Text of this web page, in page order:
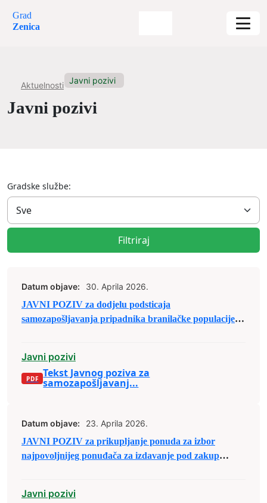
Grad
Zenica
Aktuelnosti Javni pozivi
Javni pozivi
Gradske službe:
Filtriraj
Datum objave:
30. Aprila 2026.
JAVNI POZIV za dodjelu podsticaja
samozapošljavanja pripadnika branilačke populacije
Javni pozivi
Tekst Javnog poziva za
samozapošljavanj...
Datum objave:
23. Aprila 2026.
JAVNI POZIV za prikupljanje ponuda za izbor
najpovoljnijeg ponuđača za izdavanje pod zakup
Javni pozivi